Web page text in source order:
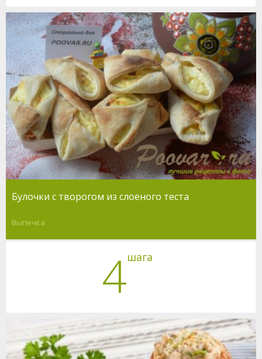
Булочки с творогом из слоеного теста
Выпечка
4шага